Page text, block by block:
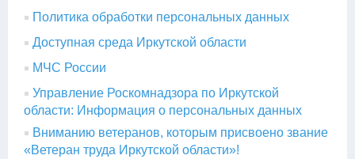
Политика обработки персональных данных
Доступная среда Иркутской области
МЧС России
Управление Роскомнадзора по Иркутской
области: Информация о персональных данных
Вниманию ветеранов, которым присвоено звание
«Ветеран труда Иркутской области»!